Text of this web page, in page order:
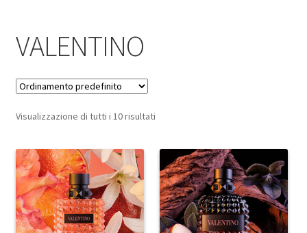
VALENTINO
Visualizzazione di tutti i 10 risultati